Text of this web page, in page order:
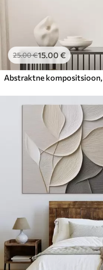
25.00€15.00 €